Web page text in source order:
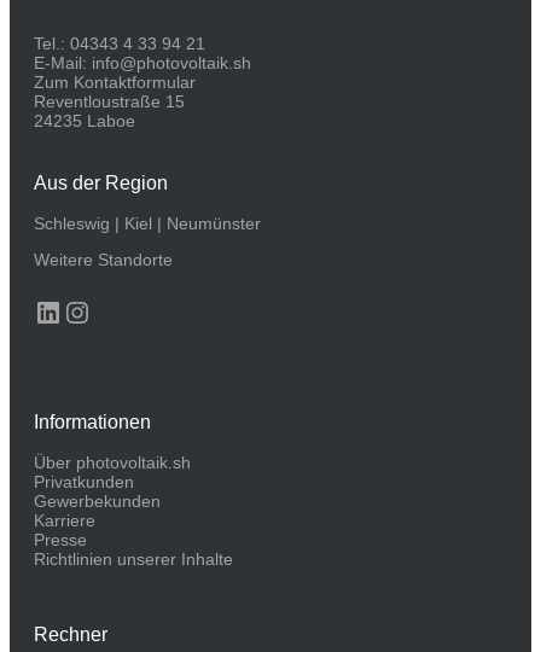
Tel.: 04343 4 33 94 21
E-Mail: info@photovoltaik.sh
Zum Kontaktformular
Reventloustraße 15
24235 Laboe
Aus der Region
Schleswig | Kiel | Neumünster
Weitere Standorte
LinkedIn
Instagram
Informationen
Über photovoltaik.sh
Privatkunden
Gewerbekunden
Karriere
Presse
Richtlinien unserer Inhalte
Rechner